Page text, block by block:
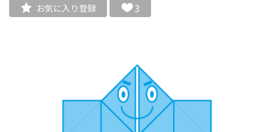
お気に入り登録 3